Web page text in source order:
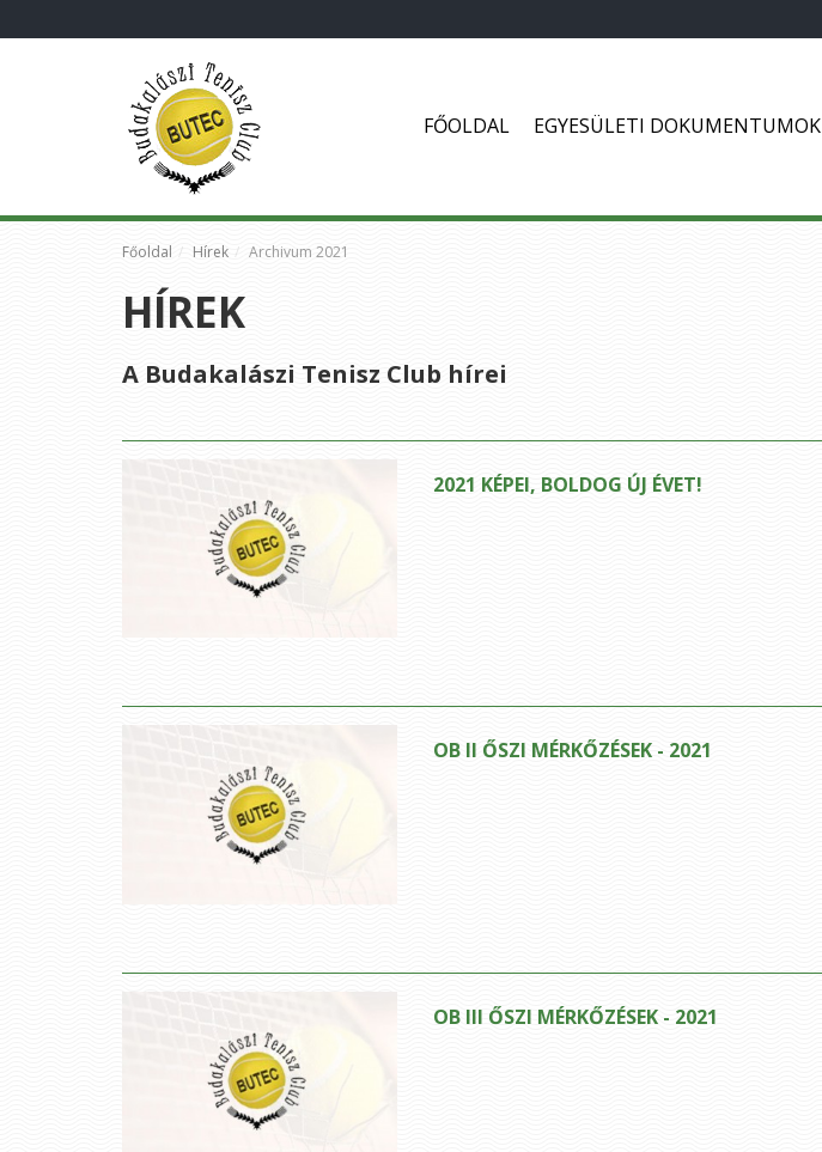
FŐOLDAL EGYESÜLETI DOKUMENTUMOK
Főoldal Hírek Archivum 2021
HÍREK
A Budakalászi Tenisz Club hírei
2021 KÉPEI, BOLDOG ÚJ ÉVET!
OB II ŐSZI MÉRKŐZÉSEK - 2021
OB III ŐSZI MÉRKŐZÉSEK - 2021